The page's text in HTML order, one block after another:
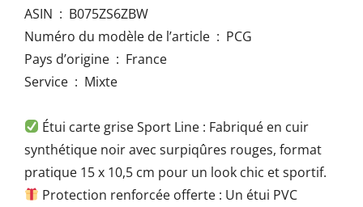
ASIN ‏ : ‎ B075ZS6ZBW
Numéro du modèle de l’article ‏ : ‎ PCG
Pays d’origine ‏ : ‎ France
Service ‏ : ‎ Mixte
Étui carte grise Sport Line : Fabriqué en cuir
synthétique noir avec surpiqûres rouges, format
pratique 15 x 10,5 cm pour un look chic et sportif.
Protection renforcée offerte : Un étui PVC